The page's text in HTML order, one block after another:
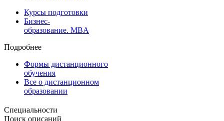
Курсы подготовки
Бизнес-
образование. MBA
Подробнее
Формы дистанционного
обучения
Все о дистанционном
образовании
Специальности
Поиск описаний